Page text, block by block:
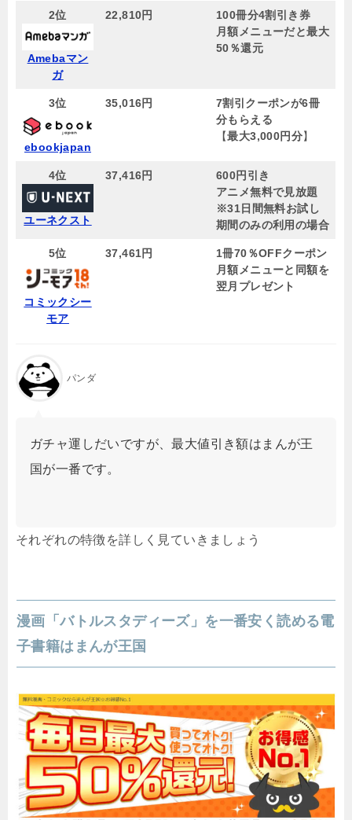
2位
Amebaマン
ガ
22,810円
100冊分4割引き券
月額メニューだと最大
50％還元
3位
ebookjapan
35,016円
7割引クーポンが6冊
分もらえる
【最大3,000円分】
4位
ユーネクスト
37,416円
600円引き
アニメ無料で見放題
※31日間無料お試し
期間のみの利用の場合
5位
コミックシー
モア
37,461円
1冊70％OFFクーポン
月額メニューと同額を
翌月プレゼント
パンダ
ガチャ運しだいですが、最大値引き額はまんが王
国が一番です。
それぞれの特徴を詳しく見ていきましょう
漫画「バトルスタディーズ」を一番安く読める電
子書籍はまんが王国